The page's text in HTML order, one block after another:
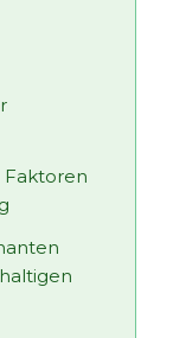
Faktoren